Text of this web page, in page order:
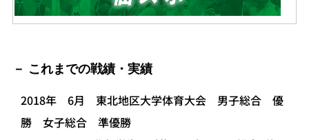
これまでの戦績・実績
2018年 6月 東北地区大学体育大会 男子総合 優
勝 女子総合 準優勝